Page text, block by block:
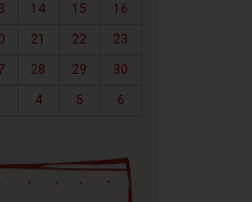
14 15
16
21 22
23
28 29
30
4 5 6